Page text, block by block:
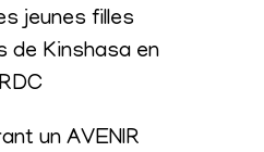
jeunes filles
de Kinshasa en
RDC
un AVENIR